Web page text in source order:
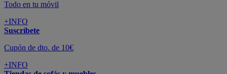
Todo en tu móvil
+INFO
Suscríbete
Cupón de dto. de 10€
+INFO